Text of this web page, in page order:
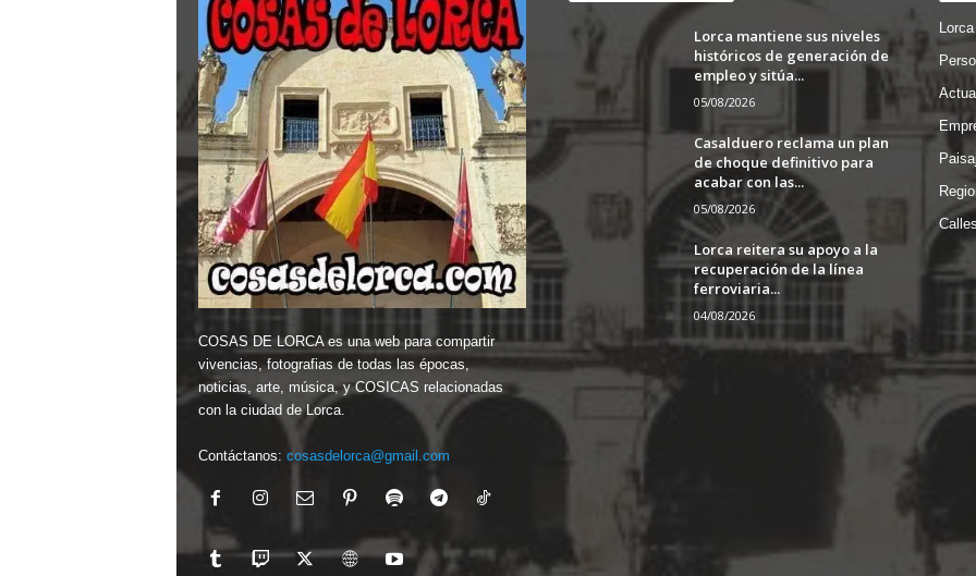
COSAS DE LORCA es una web para compartir
vivencias, fotografias de todas las épocas,
noticias, arte, música, y COSICAS relacionadas
con la ciudad de Lorca.
Contáctanos: cosasdelorca@gmail.com
Lorca mantiene sus niveles
históricos de generación de
empleo y sitúa...
05/08/2026
Casalduero reclama un plan
de choque definitivo para
acabar con las...
05/08/2026
Lorca reitera su apoyo a la
recuperación de la línea
ferroviaria...
04/08/2026
Lorca